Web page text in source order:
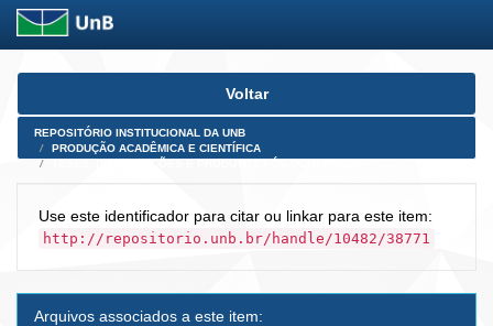
Skip
Voltar
REPOSITÓRIO INSTITUCIONAL DA UNB
PRODUÇÃO ACADÊMICA E CIENTÍFICA
Use este identificador para citar ou linkar para este item:
http://repositorio.unb.br/handle/10482/38771
Arquivos associados a este item: